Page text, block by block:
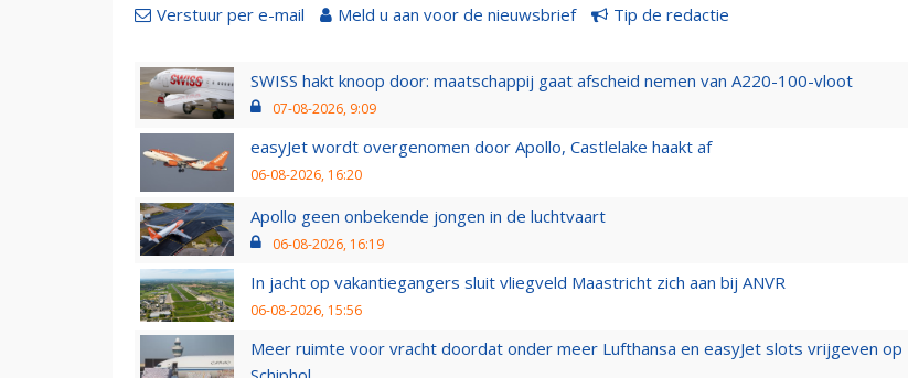
Verstuur per e-mail Meld u aan voor de nieuwsbrief Tip de redactie
SWISS hakt knoop door: maatschappij gaat afscheid nemen van A220-100-vloot
07-08-2026, 9:09
easyJet wordt overgenomen door Apollo, Castlelake haakt af
06-08-2026, 16:20
Apollo geen onbekende jongen in de luchtvaart
06-08-2026, 16:19
In jacht op vakantiegangers sluit vliegveld Maastricht zich aan bij ANVR
06-08-2026, 15:56
Meer ruimte voor vracht doordat onder meer Lufthansa en easyJet slots vrijgeven op